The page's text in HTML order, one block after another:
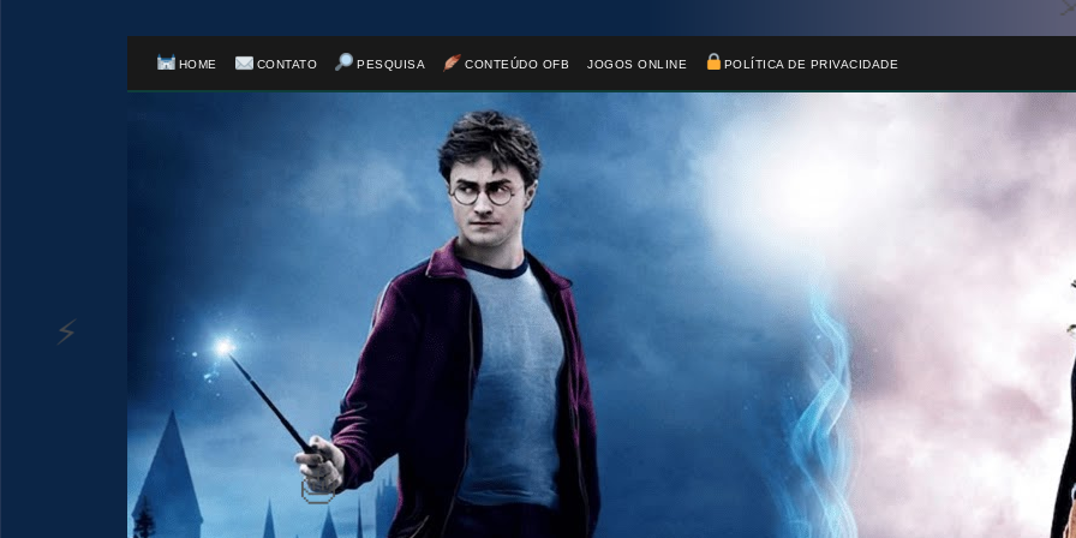
HOME CONTATO PESQUISA CONTEÚDO OFB JOGOS ONLINE POLÍTICA DE PRIVACIDADE
⚡
1️⃣ 8️⃣